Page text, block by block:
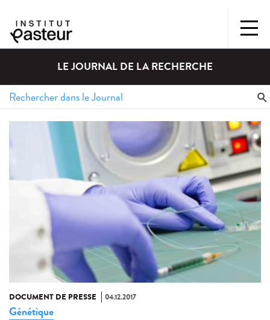
LE JOURNAL DE LA RECHERCHE
DOCUMENT DE PRESSE 04.12.2017
Génétique